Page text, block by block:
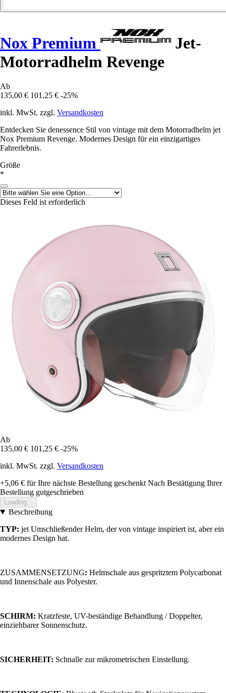
Nox Premium
Jet-
Motorradhelm Revenge
Ab
135,00 € 101,25 € -25%
inkl. MwSt. zzgl. Versandkosten
Entdecken Sie denessence Stil von vintage mit dem Motorradhelm jet
Nox Premium Revenge. Modernes Design für ein einzigartiges
Fahrerlebnis.
Größe
*
Dieses Feld ist erforderlich
Ab
135,00 € 101,25 € -25%
inkl. MwSt. zzgl. Versandkosten
+5,06 € für Ihre nächste Bestellung geschenkt Nach Bestätigung Ihrer
Bestellung gutgeschrieben
Loading...
Beschreibung
TYP: jet Umschließender Helm, der von vintage inspiriert ist, aber ein
modernes Design hat.
ZUSAMMENSETZUNG: Helmschale aus gespritztem Polycarbonat
und Innenschale aus Polyester.
SCHIRM: Kratzfeste, UV-beständige Behandlung / Doppelter,
einziehbarer Sonnenschutz.
SICHERHEIT: Schnalle zur mikrometrischen Einstellung.